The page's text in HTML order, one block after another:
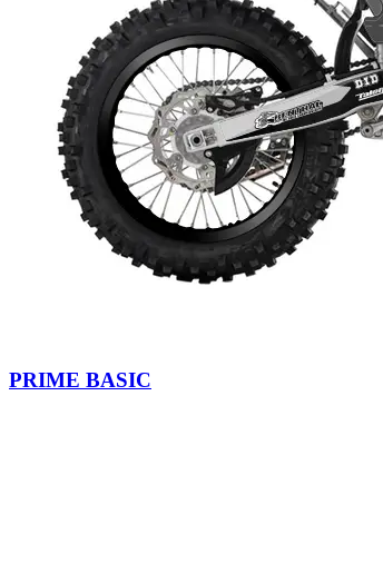
PRIME BASIC